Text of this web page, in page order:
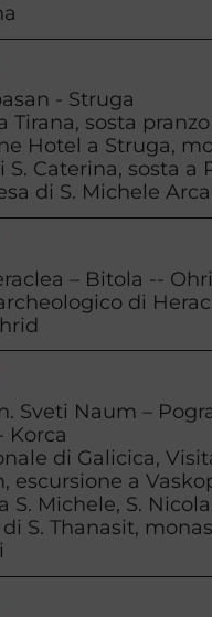
- Struga
Tirana, sosta
Hotel a Struga,
S. Caterina, sosta a
di S. Michele
– Bitola --
di
Sveti Naum –
Korca
di Galicica,
escursione a
S. Michele, S.
S. Thanasit,